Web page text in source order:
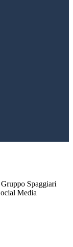
Spaggiari
Media